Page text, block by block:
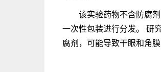
该实验药物不含防腐
一次性包装进行分发。 研
腐剂，可能导致干眼和角膜